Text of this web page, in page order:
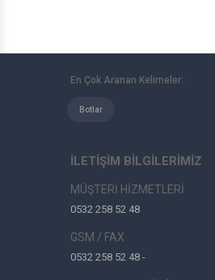
En Çok Aranan Kelimeler:
Botlar
İLETİŞİM BİLGİLERİMİZ
MÜŞTERİ HİZMETLERİ
0532 258 52 48
GSM / FAX
0532 258 52 48 -